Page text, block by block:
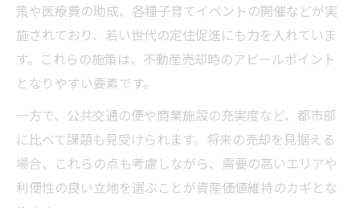
策や医療費の助成、各種子育てイベントの開催などが実
施されており、若い世代の定住促進にも力を入れていま
す。これらの施策は、不動産売却時のアピールポイント
となりやすい要素です。
一方で、公共交通の便や商業施設の充実度など、都市部
に比べて課題も見受けられます。将来の売却を見据える
場合、これらの点も考慮しながら、需要の高いエリアや
利便性の良い立地を選ぶことが資産価値維持のカギとな